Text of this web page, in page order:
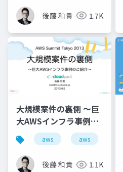
後藤 和貴 1.7K
大規模案件の裏側 ～巨
大AWSインフラ事例の
ご紹介～aws aws
後藤 和貴 1.1K